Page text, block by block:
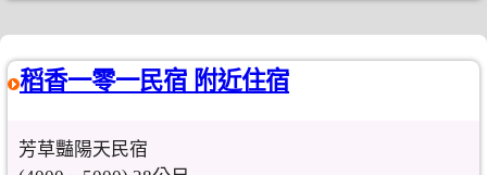
稻香一零一民宿 附近住宿
芳草豔陽天民宿